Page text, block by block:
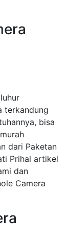
terkandung
bisa
dari Paketan
Prihal artikel
dan
Camera